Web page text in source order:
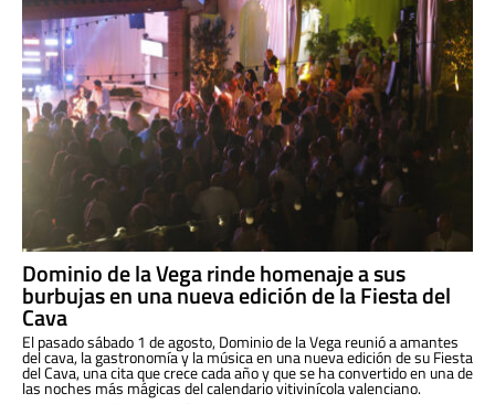
Dominio de la Vega rinde homenaje a sus
burbujas en una nueva edición de la Fiesta del
Cava
El pasado sábado 1 de agosto, Dominio de la Vega reunió a amantes
del cava, la gastronomía y la música en una nueva edición de su Fiesta
del Cava, una cita que crece cada año y que se ha convertido en una de
las noches más mágicas del calendario vitivinícola valenciano.